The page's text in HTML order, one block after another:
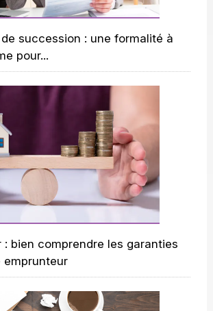
succession : une formalité à
pour...
: bien comprendre les garanties
emprunteur